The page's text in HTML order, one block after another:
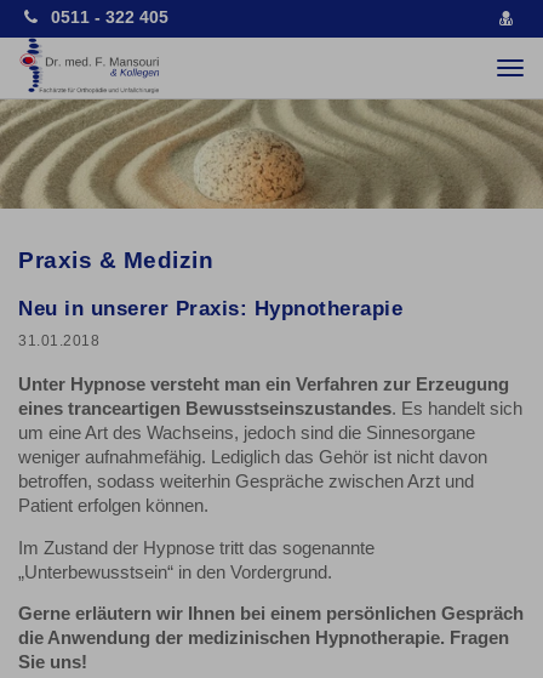
0511 - 322 405
Praxis & Medizin
Neu in unserer Praxis: Hypnotherapie
31.01.2018
Unter Hypnose versteht man ein Verfahren zur Erzeugung
eines tranceartigen Bewusstseinszustandes. Es handelt sich
um eine Art des Wachseins, jedoch sind die Sinnesorgane
weniger aufnahmefähig. Lediglich das Gehör ist nicht davon
betroffen, sodass weiterhin Gespräche zwischen Arzt und
Patient erfolgen können.
Im Zustand der Hypnose tritt das sogenannte
„Unterbewusstsein“ in den Vordergrund.
Gerne erläutern wir Ihnen bei einem persönlichen Gespräch
die Anwendung der medizinischen Hypnotherapie. Fragen
Sie uns!